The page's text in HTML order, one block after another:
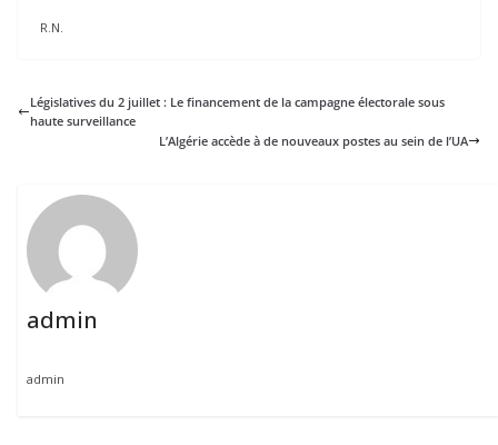
R.N.
Législatives du 2 juillet : Le financement de la campagne électorale sous
haute surveillance
L’Algérie accède à de nouveaux postes au sein de l’UA
admin
admin